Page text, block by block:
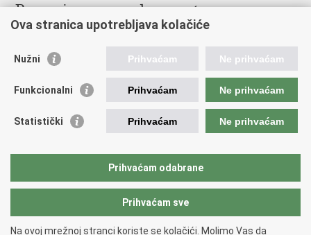
Poveznice pravosudnog sustava
Državno odvjetništvo
Ured za suzbijanje korupcije i organiziranog kriminaliteta
Državnoodvjetničko vijeće
Hrvatska odvjetnička komora
Europski pravosudni portal
Copyright © 2026 Ministarstvo pravosuđa, uprave i digitalne
Ova stranica upotrebljava kolačiće
Nužni Prihvaćam Ne prihvaćam
Funkcionalni Prihvaćam Ne prihvaćam
Statistički Prihvaćam Ne prihvaćam
Prihvaćam odabrane
Prihvaćam sve
Na ovoj mrežnoj stranci koriste se kolačići. Molimo Vas da